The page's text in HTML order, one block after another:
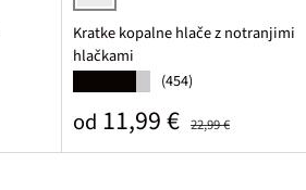
črna
Kratke kopalne hlače z notranjimi
hlačkami
(454)
Prodajna cena
od 11,99 € 22,99 €